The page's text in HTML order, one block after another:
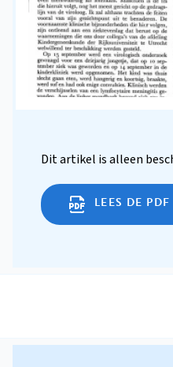
Dit artikel is alleen
LEES DE PDF